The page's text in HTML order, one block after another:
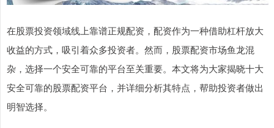
在股票投资领域线上靠谱正规配资，配资作为一种借助杠杆放大
收益的方式，吸引着众多投资者。然而，股票配资市场鱼龙混
杂，选择一个安全可靠的平台至关重要。本文将为大家揭晓十大
安全可靠的股票配资平台，并详细分析其特点，帮助投资者做出
明智选择。